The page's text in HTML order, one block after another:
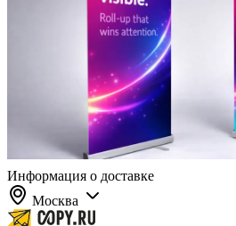
Информация о доставке
Москва